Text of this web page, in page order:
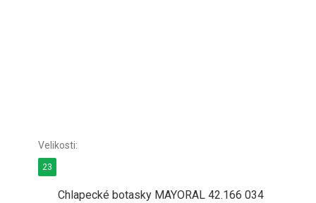
Chlapecké botasky MAYORAL 42.166 034
23